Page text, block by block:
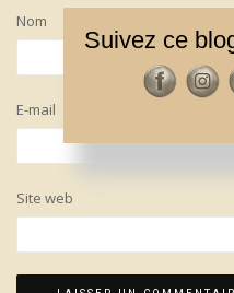
Nom
E-mail
Site web
Suivez ce